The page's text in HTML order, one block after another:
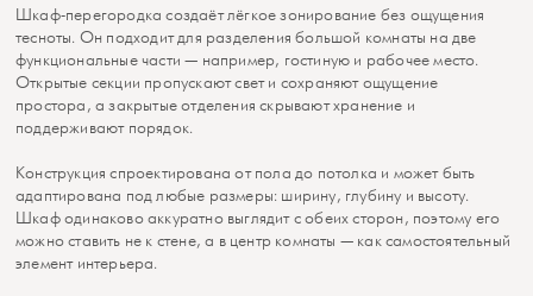
Шкаф-перегородка создаёт лёгкое зонирование без ощущения
тесноты. Он подходит для разделения большой комнаты на две
функциональные части — например, гостиную и рабочее место.
Открытые секции пропускают свет и сохраняют ощущение
простора, а закрытые отделения скрывают хранение и
поддерживают порядок.
Конструкция спроектирована от пола до потолка и может быть
адаптирована под любые размеры: ширину, глубину и высоту.
Шкаф одинаково аккуратно выглядит с обеих сторон, поэтому его
можно ставить не к стене, а в центр комнаты — как самостоятельный
элемент интерьера.